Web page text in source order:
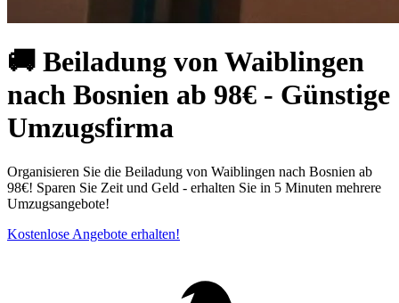
🚚 Beiladung von Waiblingen
nach Bosnien ab 98€ - Günstige
Umzugsfirma
Organisieren Sie die Beiladung von Waiblingen nach Bosnien ab
98€! Sparen Sie Zeit und Geld - erhalten Sie in 5 Minuten mehrere
Umzugsangebote!
Kostenlose Angebote erhalten!